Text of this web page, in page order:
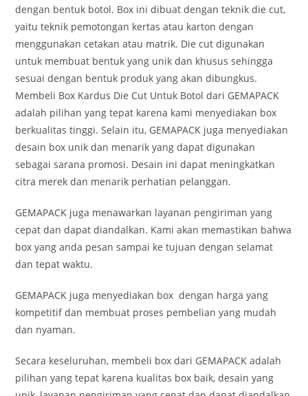
dengan bentuk botol. Box ini dibuat dengan teknik die cut,
yaitu teknik pemotongan kertas atau karton dengan
menggunakan cetakan atau matrik. Die cut digunakan
untuk membuat bentuk yang unik dan khusus sehingga
sesuai dengan bentuk produk yang akan dibungkus.
Membeli Box Kardus Die Cut Untuk Botol dari GEMAPACK
adalah pilihan yang tepat karena kami menyediakan box
berkualitas tinggi. Selain itu, GEMAPACK juga menyediakan
desain box unik dan menarik yang dapat digunakan
sebagai sarana promosi. Desain ini dapat meningkatkan
citra merek dan menarik perhatian pelanggan.
GEMAPACK juga menawarkan layanan pengiriman yang
cepat dan dapat diandalkan. Kami akan memastikan bahwa
box yang anda pesan sampai ke tujuan dengan selamat
dan tepat waktu.
GEMAPACK juga menyediakan box dengan harga yang
kompetitif dan membuat proses pembelian yang mudah
dan nyaman.
Secara keseluruhan, membeli box dari GEMAPACK adalah
pilihan yang tepat karena kualitas box baik, desain yang